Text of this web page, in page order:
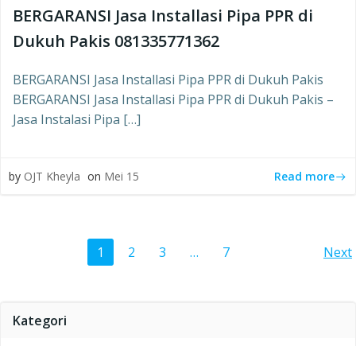
BERGARANSI Jasa Installasi Pipa PPR di
Dukuh Pakis 081335771362
BERGARANSI Jasa Installasi Pipa PPR di Dukuh Pakis
BERGARANSI Jasa Installasi Pipa PPR di Dukuh Pakis –
Jasa Instalasi Pipa […]
by OJT Kheyla on Mei 15 Read more
Posts Page
1 Page
2 Page
3 … Page
7 Next
Kategori